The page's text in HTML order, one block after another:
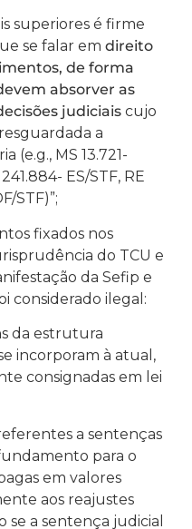
superiores é firme
se falar em direito
de forma
absorver as
judiciais cujo
a
MS 13.721-
241.884- ES/STF, RE
STF)”;
fixados nos
do TCU e
da Sefip e
considerado ilegal:
da estrutura
incorporam à atual,
consignadas em lei
a sentenças
para o
em valores
aos reajustes
se a sentença judicial